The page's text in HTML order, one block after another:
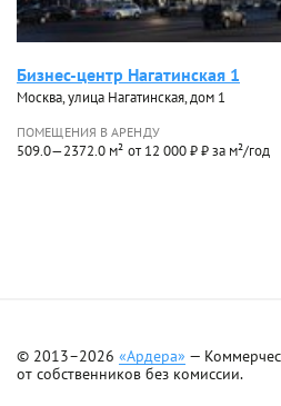
Бизнес-центр Нагатинская 1
Москва, улица Нагатинская, дом 1
ПОМЕЩЕНИЯ В АРЕНДУ
509.0—2372.0 м² от 12 000 ₽ ₽ за м²/год
© 2013–2026 «Ардера» —
от собственников без комиссии.